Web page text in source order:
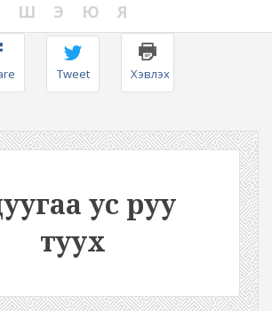
Ш
Э Ю Я
Tweet Хэвлэх
ус руу
туух